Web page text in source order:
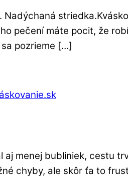
pečení máte pocit, že
pozrieme […]
aj menej bubliniek, cestu
chyby, ale skôr ťa to